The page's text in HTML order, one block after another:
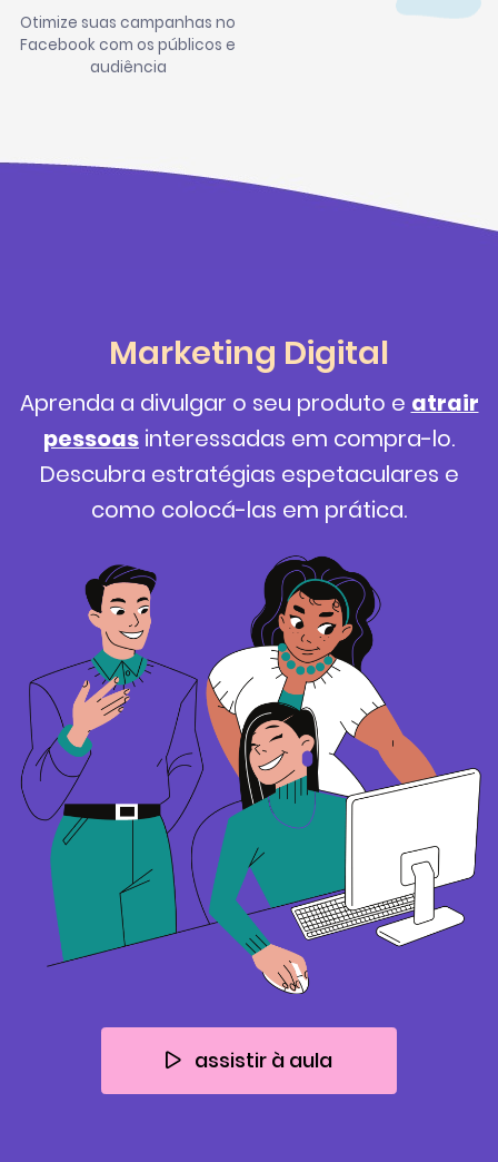
Otimize suas campanhas no
Facebook com os públicos e
audiência
Marketing Digital
Aprenda a divulgar o seu produto e atrair
pessoas interessadas em compra-lo.
Descubra estratégias espetaculares e
como colocá-las em prática.
assistir à aula